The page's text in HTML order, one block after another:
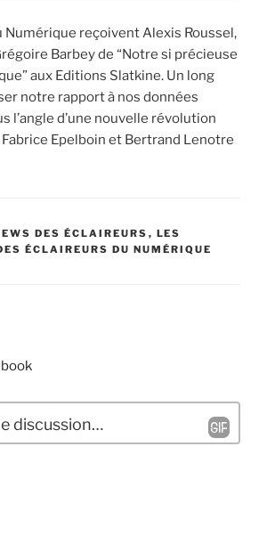
Numérique reçoivent Alexis Roussel,
Barbey de “Notre si précieuse
aux Editions Slatkine. Un long
notre rapport à nos données
l’angle d’une nouvelle révolution
Epelboin et Bertrand Lenotre
DES ÉCLAIREURS , LES
ÉCLAIREURS DU NUMÉRIQUE